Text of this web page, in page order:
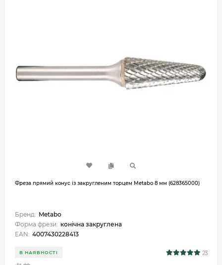
Фреза прямий конус із закругленим торцем Metabo 8 мм (628365000)
Бренд: Metabo
Форма фрези: конічна закруглена
EAN: 4007430228413
В НАЯВНОСТІ 23